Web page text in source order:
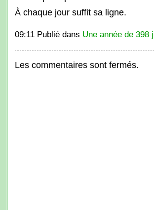
À chaque jour suffit sa ligne.
09:11 Publié dans Une année de 398
Les commentaires sont fermés.